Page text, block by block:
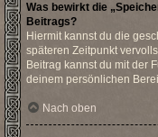
Was bewirkt die
Beitrags?
Hiermit kannst du die
späteren Zeitpunkt
Beitrag kannst du mit der
deinem persönlichen
Nach oben